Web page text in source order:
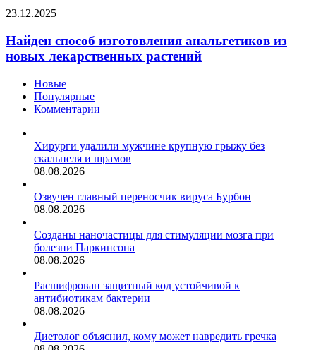
интересные
на
лет
Найден
изготовления
анальгетиков
из
лекарственных
растений
23.12.2025
Найден способ изготовления анальгетиков из
новых лекарственных растений
Новые
Популярные
Комментарии
Хирурги удалили мужчине крупную грыжу без
скальпеля и шрамов
08.08.2026
Озвучен главный переносчик вируса Бурбон
08.08.2026
Созданы наночастицы для стимуляции мозга при
болезни Паркинсона
08.08.2026
Расшифрован защитный код устойчивой к
антибиотикам бактерии
08.08.2026
Диетолог объяснил, кому может навредить гречка